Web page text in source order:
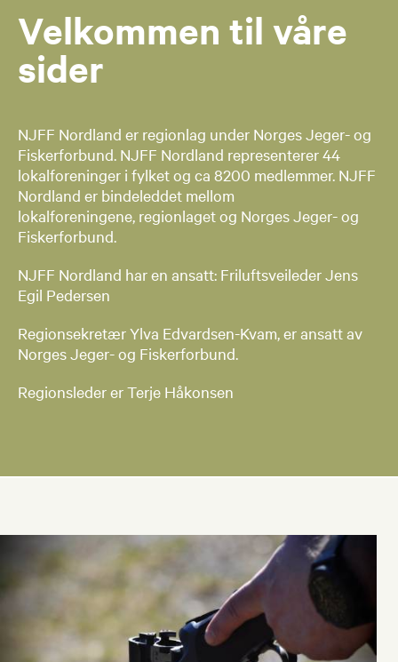
Velkommen til våre
sider
NJFF Nordland er regionlag under Norges Jeger- og
Fiskerforbund. NJFF Nordland representerer 44
lokalforeninger i fylket og ca 8200 medlemmer. NJFF
Nordland er bindeleddet mellom
lokalforeningene, regionlaget og Norges Jeger- og
Fiskerforbund.
NJFF Nordland har en ansatt: Friluftsveileder Jens
Egil Pedersen
Regionsekretær Ylva Edvardsen-Kvam, er ansatt av
Norges Jeger- og Fiskerforbund.
Regionsleder er Terje Håkonsen